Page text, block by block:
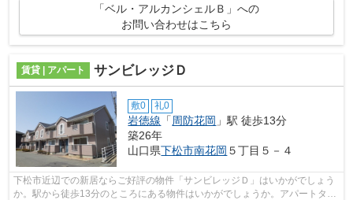
「ベル・アルカンシェルＢ」への
お問い合わせはこちら
賃貸 | アパート サンビレッジＤ
敷0 礼0
岩徳線 「 周防花岡 」駅 徒歩13分
築26年
山口県下松市南花岡 ５丁目５－４
下松市近辺での新居ならご好評の物件「サンビレッジＤ」はいかがでしょう
か。駅から徒歩13分のところにある物件はいかがでしょうか。アパートタイ